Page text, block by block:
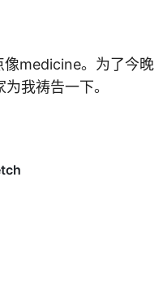
像medicine。为了今晚
我祷告一下。